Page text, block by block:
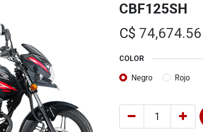
CBF125SH
C$ 74,674.56
COLOR
Negro Rojo